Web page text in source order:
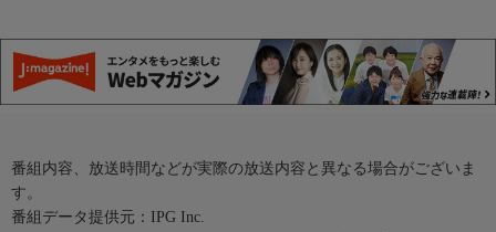
番組内容、放送時間などが実際の放送内容と異なる場合がございま
す。
番組データ提供元：IPG Inc.